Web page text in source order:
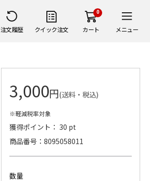
注文履歴 クイック注文
0
カート メニュー
3,000円(送料・税込)
※軽減税率対象
獲得ポイント： 30 pt
商品番号
8095058011
数量